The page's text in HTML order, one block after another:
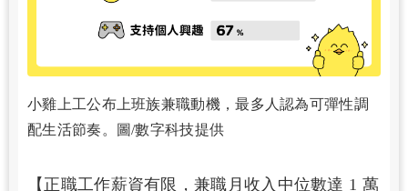
小雞上工公布上班族兼職動機，最多人認為可彈性調
配生活節奏。圖/數字科技提供
【正職工作薪資有限，兼職月收入中位數達 1 萬